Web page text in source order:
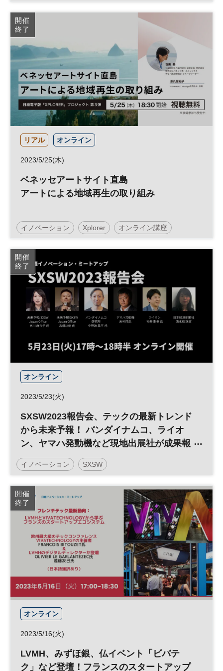
地方創生 事業承継 リーダーシップ 経営者
参加無料
開催
終了
リアル オンライン
2023/5/25(木)
ベネッセアートサイト直島
アートによる地域再生の取り組み
イノベーション Xplorer オンライン講座
地方創生 事業承継 リーダーシップ 経営者
参加無料
開催
終了
オンライン
2023/5/23(火)
SXSW2023報告会、テックの最新トレンド
から未来予報！ バンダイナムコ、ライオ
ン、ヤマハ発動機など現地出展社が成果報
告
イノベーション SXSW
日経イノベーション・ミートアップ
デジタルトランスフォーメーション アート SDGs
グローバル
デジタル 参加無料 平日夜開催
開催
終了
オンライン
2023/5/16(火)
LVMH、みずほ銀、仏イベント「ビバテ
ク」など登壇！フランスのスタートアップ